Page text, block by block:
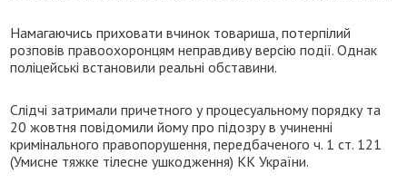
Намагаючись приховати вчинок товариша, потерпілий
розповів правоохоронцям неправдиву версію події. Однак
поліцейські встановили реальні обставини.
Слідчі затримали причетного у процесуальному порядку та
20 жовтня повідомили йому про підозру в учиненні
кримінального правопорушення, передбаченого ч. 1 ст. 121
(Умисне тяжке тілесне ушкодження) КК України.